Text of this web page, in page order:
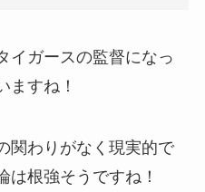
イガースの監督になっ
ますね！
関わりがなく現実的で
は根強そうですね！